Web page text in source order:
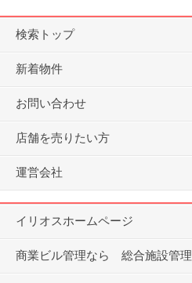
検索トップ
新着物件
お問い合わせ
店舗を売りたい方
運営会社
イリオスホームページ
商業ビル管理なら 総合施設管理